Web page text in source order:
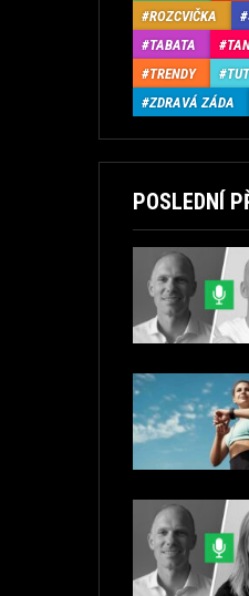
ROZCVIČKA
TABATA
TRENDY
ZDRAVÁ ZÁDA
POSLEDNÍ